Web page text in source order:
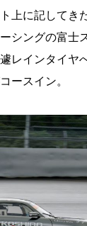
上に記してき
シングの富士
レインタイヤ
ースイン。